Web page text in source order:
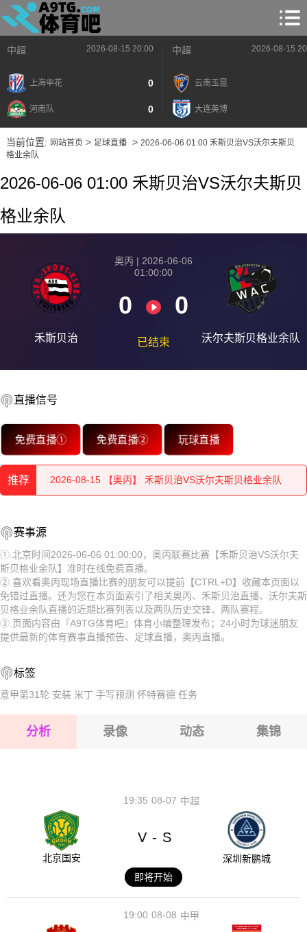
中超 2026-08-15 20:00
上海申花 0
河南队 0
中超 2026-08-15
云南玉昆
大连英博
当前位置: 网站首页> 足球直播> 2026-06-06 01:00 禾斯贝治VS沃尔夫斯贝
格业余队
2026-06-06 01:00 禾斯贝治VS沃尔夫斯贝
格业余队
禾斯贝治
奥丙 | 2026-06-06
01:00:00
0 0
已结束 沃尔夫斯贝格业余队
直播信号
免费直播① 免费直播② 玩球直播
推荐
2026-08-15 【奥丙】 禾斯贝治VS沃尔夫斯贝格业余队
2026-08-15 【奥丙】 禾斯贝治VS沃尔夫斯贝格业余队
2026-08-15 【奥丙】 禾斯贝治VS沃尔夫斯贝格业余队
2026-08-15 【奥丙】 禾斯贝治VS沃尔夫斯贝格业余队
2026-08-15 【奥丙】 禾斯贝治VS沃尔夫斯贝格业余队
2026-08-15 【奥丙】 禾斯贝治VS沃尔夫斯贝格业余队
2026-08-15 【奥丙】 禾斯贝治VS沃尔夫斯贝格业余队
2026-08-15 【奥丙】 禾斯贝治VS沃尔夫斯贝格业余队
2026-08-15 【奥丙】 禾斯贝治VS沃尔夫斯贝格业余队
赛事源
①.北京时间2026-06-06 01:00:00，奥丙联赛比赛【禾斯贝治VS沃尔夫
斯贝格业余队】准时在线免费直播。
②.喜欢看奥丙现场直播比赛的朋友可以提前【CTRL+D】收藏本页面以
免错过直播。还为您在本页面索引了相关奥丙、禾斯贝治直播、沃尔夫斯
贝格业余队直播的近期比赛列表以及两队历史交锋、两队赛程。
③.页面内容由『A9TG体育吧』体育小编整理发布；24小时为球迷朋友
提供最新的体育赛事直播预告、足球直播，奥丙直播。
标签
意甲第31轮 安装 米丁 手写预测 怀特赛德 任务
分析 录像 动态 集锦
08-07
19:35 中超
北京国安
V - S
深圳新鹏城
即将开始
08-08
19:00 中甲